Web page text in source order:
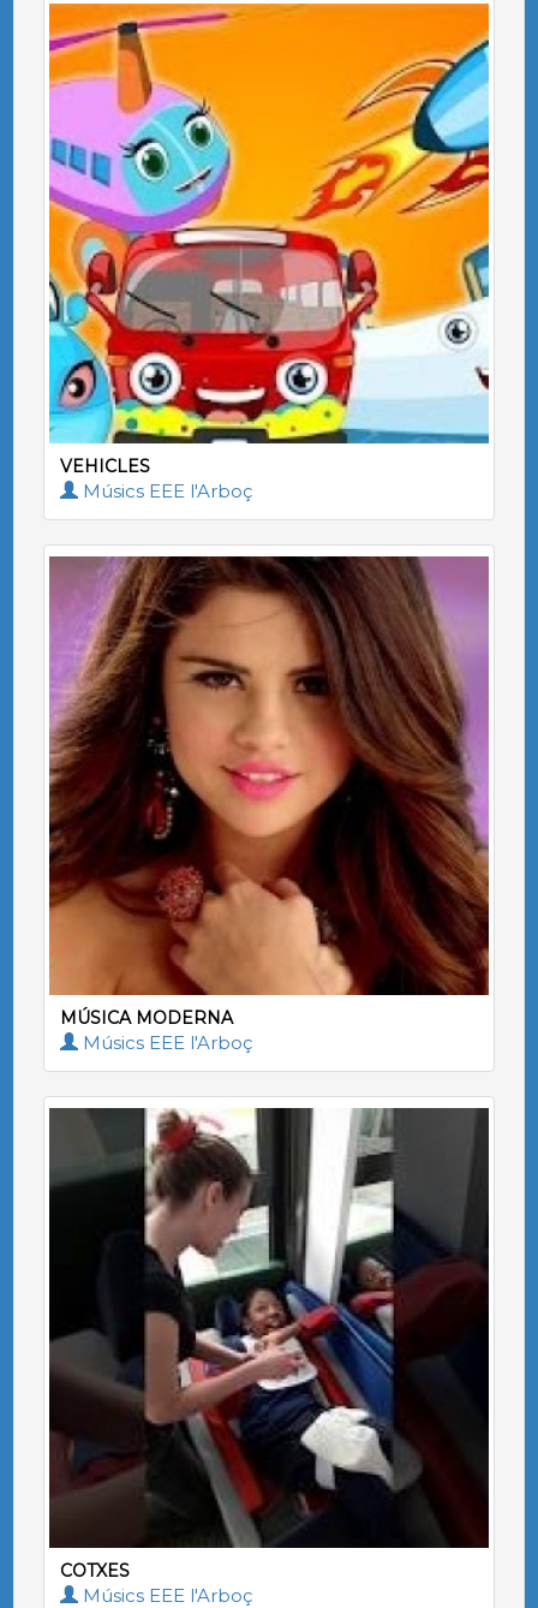
VEHICLES
Músics EEE l'Arboç
MÚSICA MODERNA
Músics EEE l'Arboç
COTXES
Músics EEE l'Arboç